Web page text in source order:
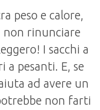
peso e calore,
non rinunciare
I sacchi a
a pesanti. E, se
ad avere un
non farti